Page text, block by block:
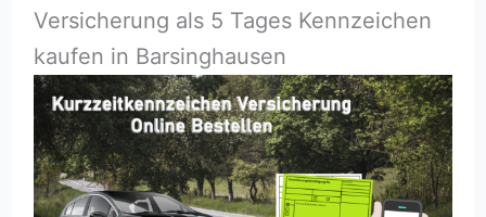
Versicherung als 5 Tages Kennzeichen
kaufen in Barsinghausen